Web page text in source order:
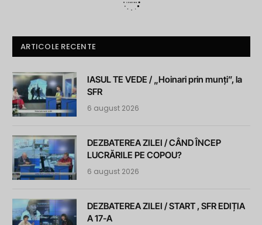
ARTICOLE RECENTE
IASUL TE VEDE / „Hoinari prin munți”, la
SFR
6 august 2026
DEZBATEREA ZILEI / CÂND ÎNCEP
LUCRĂRILE PE COPOU?
6 august 2026
DEZBATEREA ZILEI / START , SFR EDIȚIA
A 17-A